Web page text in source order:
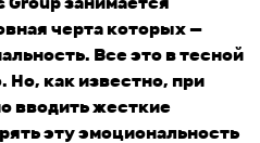
черта которых —
Все это в тесной
Но, как известно, при
вводить жесткие
эту эмоциональность